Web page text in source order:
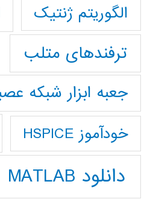
الگوریتم ژنتیک
ترفندهای متلب
جعبه ابزار شبکه
خودآموز HSPICE
دانلود MATLAB